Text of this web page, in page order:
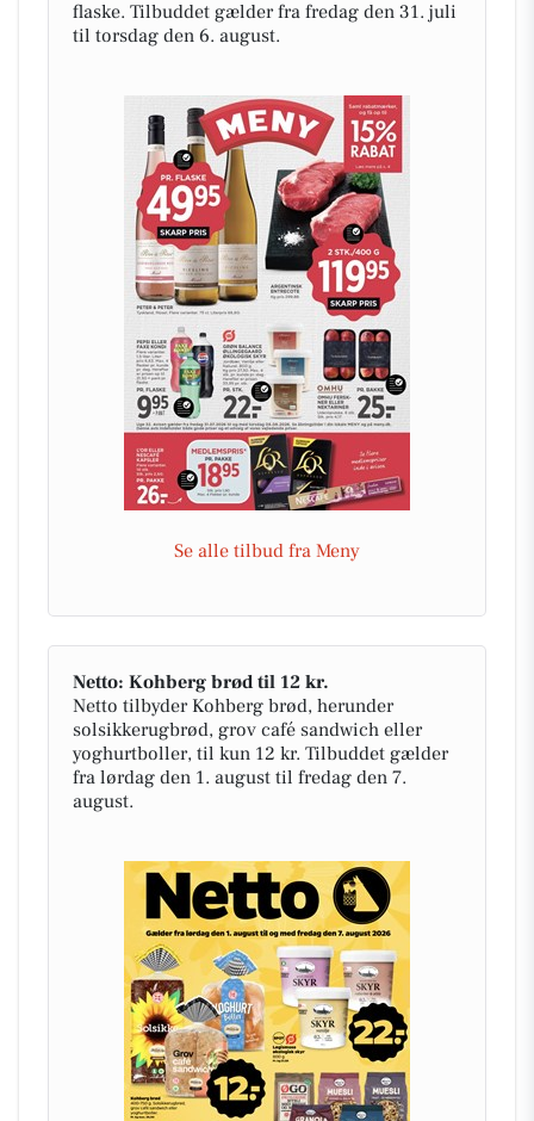
flaske. Tilbuddet gælder fra fredag den 31. juli
til torsdag den 6. august.
Se alle tilbud fra Meny
Netto: Kohberg brød til 12 kr.
Netto tilbyder Kohberg brød, herunder
solsikkerugbrød, grov café sandwich eller
yoghurtboller, til kun 12 kr. Tilbuddet gælder
fra lørdag den 1. august til fredag den 7.
august.